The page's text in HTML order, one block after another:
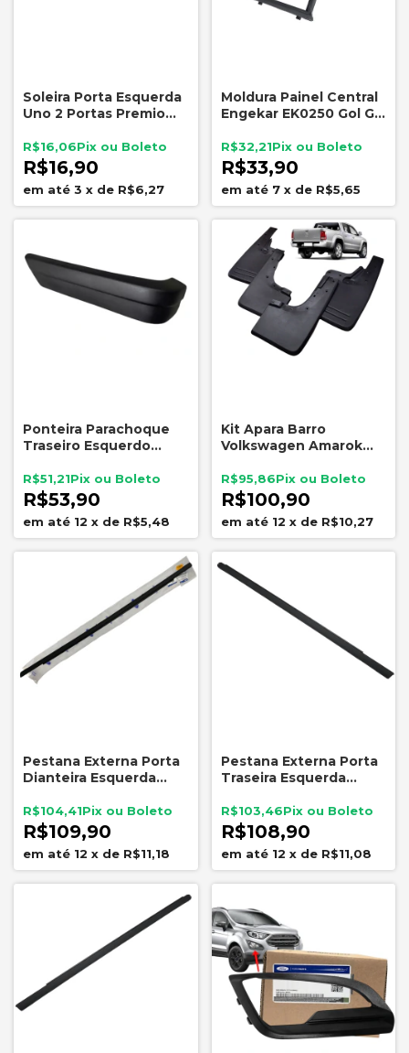
Soleira Porta Esquerda
Uno 2 Portas Premio
R$16,90
R$16,06
3 x de R$6,27
Moldura Painel Central
Engekar EK0250 Gol G2
R$33,90
R$32,21
7 x de R$5,65
Ponteira Parachoque
Traseiro Esquerdo
R$53,90
R$51,21
12 x de R$5,48
Kit Apara Barro
Volkswagen Amarok
Alargador 4 Peças
Preto
R$100,90
R$95,86
12 x de R$10,27
Pestana Externa Porta
Dianteira Esquerda
2013 a 2020
CN15N20563AD
R$109,90
R$104,41
12 x de R$11,18
Pestana Externa Porta
Traseira Esquerda
2013 a 2021
CN15N25605AD
R$108,90
R$103,46
12 x de R$11,08